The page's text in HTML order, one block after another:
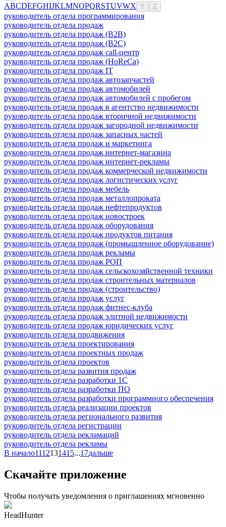
ABCDEFGHIJKLMNOPQRSTUVWX Y Z
руководитель отдела программирования
руководитель отдела продаж
руководитель отдела продаж (B2B)
руководитель отдела продаж (B2C)
руководитель отдела продаж call-центр
руководитель отдела продаж (HoReCa)
руководитель отдела продаж IT
руководитель отдела продаж автозапчастей
руководитель отдела продаж автомобилей
руководитель отдела продаж автомобилей с пробегом
руководитель отдела продаж в агентство недвижимости
руководитель отдела продаж вторичной недвижимости
руководитель отдела продаж загородной недвижимости
руководитель отдела продаж запасных частей
руководитель отдела продаж и маркетинга
руководитель отдела продаж интернет-магазина
руководитель отдела продаж интернет-рекламы
руководитель отдела продаж коммерческой недвижимости
руководитель отдела продаж логистических услуг
руководитель отдела продаж мебель
руководитель отдела продаж металлопроката
руководитель отдела продаж нефтепродуктов
руководитель отдела продаж новостроек
руководитель отдела продаж оборудования
руководитель отдела продаж продуктов питания
руководитель отдела продаж (промышленное оборудование)
руководитель отдела продаж рекламы
руководитель отдела продаж РОП
руководитель отдела продаж сельскохозяйственной техники
руководитель отдела продаж строительных материалов
руководитель отдела продаж (строительство)
руководитель отдела продаж услуг
руководитель отдела продаж фитнес-клуба
руководитель отдела продаж элитной недвижимости
руководитель отдела продаж юридических услуг
руководитель отдела продвижения
руководитель отдела проектирования
руководитель отдела проектных продаж
руководитель отдела проектов
руководитель отдела развития продаж
руководитель отдела разработки 1С
руководитель отдела разработки ПО
руководитель отдела разработки программного обеспечения
руководитель отдела реализации проектов
руководитель отдела регионального развития
руководитель отдела регистрации
руководитель отдела рекламаций
руководитель отдела рекламы
В начало1112131415...17дальше
Скачайте приложение
Чтобы получать уведомления о приглашениях мгновенно
HeadHunter